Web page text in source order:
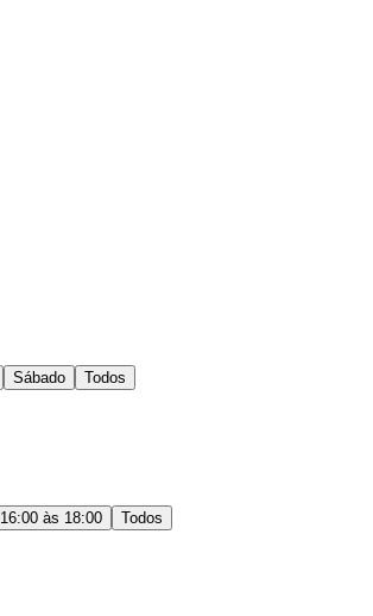
Sábado Todos
16:00 às 18:00 Todos